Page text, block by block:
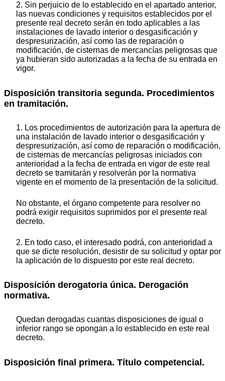
2. Sin perjuicio de lo establecido en el apartado anterior,
las nuevas condiciones y requisitos establecidos por el
presente real decreto serán en todo aplicables a las
instalaciones de lavado interior o desgasificación y
despresurización, así como las de reparación o
modificación, de cisternas de mercancías peligrosas que
ya hubieran sido autorizadas a la fecha de su entrada en
vigor.
Disposición transitoria segunda. Procedimientos
en tramitación.
1. Los procedimientos de autorización para la apertura de
una instalación de lavado interior o desgasificación y
despresurización, así como de reparación o modificación,
de cisternas de mercancías peligrosas iniciados con
anterioridad a la fecha de entrada en vigor de este real
decreto se tramitarán y resolverán por la normativa
vigente en el momento de la presentación de la solicitud.
No obstante, el órgano competente para resolver no
podrá exigir requisitos suprimidos por el presente real
decreto.
2. En todo caso, el interesado podrá, con anterioridad a
que se dicte resolución, desistir de su solicitud y optar por
la aplicación de lo dispuesto por este real decreto.
Disposición derogatoria única. Derogación
normativa.
Quedan derogadas cuantas disposiciones de igual o
inferior rango se opongan a lo establecido en este real
decreto.
Disposición final primera. Título competencial.